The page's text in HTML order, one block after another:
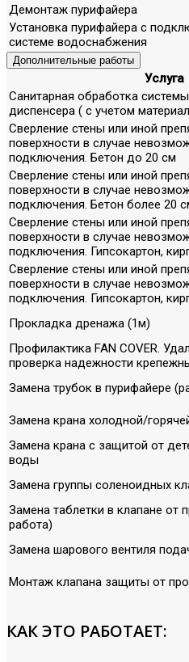
Демонтаж пурифайера
Установка пурифайера с
системе водоснабжения
Дополнительные работы
Услуга
Санитарная обработка
диспенсера ( с учетом
Сверление стены или иной
поверхности в случае
подключения. Бетон до 20 см
Сверление стены или иной
поверхности в случае
подключения. Бетон более 20
Сверление стены или иной
поверхности в случае
подключения. Гипсокартон,
Сверление стены или иной
поверхности в случае
подключения. Гипсокартон,
Прокладка дренажа (1м)
Профилактика FAN COVER.
проверка надежности
Замена трубок в пурифайере
Замена крана холодной/
Замена крана с защитой от
воды
Замена группы соленоидных
Замена таблетки в клапане от
работа)
Замена шарового вентиля
Монтаж клапана защиты от
КАК ЭТО РАБОТАЕТ: